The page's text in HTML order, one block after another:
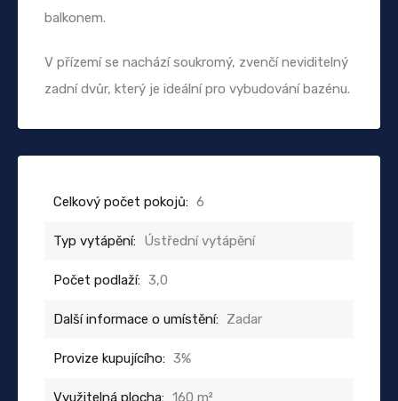
balkonem.
V přízemí se nachází soukromý, zvenčí neviditelný
zadní dvůr, který je ideální pro vybudování bazénu.
Celkový počet pokojů: 6
Typ vytápění: Ústřední vytápění
Počet podlaží: 3,0
Další informace o umístění: Zadar
Provize kupujícího: 3%
Využitelná plocha: 160 m²